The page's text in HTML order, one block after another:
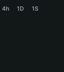
4h 1D 1S